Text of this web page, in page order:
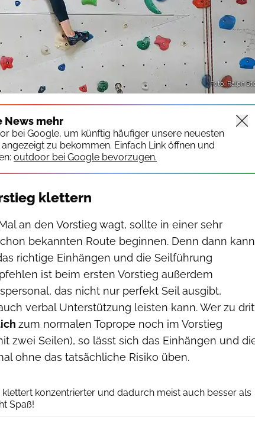
Foto: Ralph
News mehr
bei Google, um künftig häufiger unsere neuesten
zu bekommen. Einfach Link öffnen und
outdoor bei Google bevorzugen.
klettern
an den Vorstieg wagt, sollte in einer sehr
bekannten Route beginnen. Denn dann kann
richtige Einhängen und die Seilführung
ist beim ersten Vorstieg außerdem
das nicht nur perfekt Seil ausgibt,
verbal Unterstützung leisten kann. Wer zu
zum normalen Toprope noch im Vorstieg
zwei Seilen), so lässt sich das Einhängen und
ohne das tatsächliche Risiko üben.
klettert konzentrierter und dadurch meist auch besser als
Spaß!